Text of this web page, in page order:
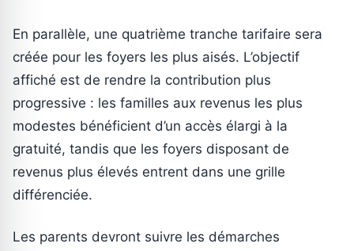
En parallèle, une quatrième tranche tarifaire sera
créée pour les foyers les plus aisés. L’objectif
affiché est de rendre la contribution plus
progressive : les familles aux revenus les plus
modestes bénéficient d’un accès élargi à la
gratuité, tandis que les foyers disposant de
revenus plus élevés entrent dans une grille
différenciée.
Les parents devront suivre les démarches